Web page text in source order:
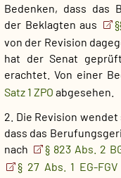
Bedenken, dass das
der Beklagten aus
von der Revision
hat der Senat
erachtet. Von einer
Satz 1 ZPO abgesehen.
2. Die Revision
dass das
nach
§ 823 Abs. 2
§ 27 Abs. 1 EG-FGV